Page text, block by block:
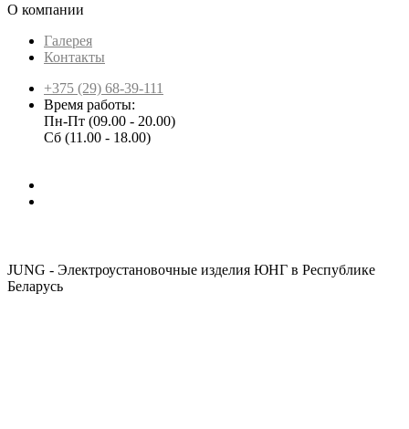
О компании
Галерея
Контакты
+375 (29) 68-39-111
Время работы:
Пн-Пт (09.00 - 20.00)
Сб (11.00 - 18.00)
JUNG - Электроустановочные изделия ЮНГ в Республике
Беларусь